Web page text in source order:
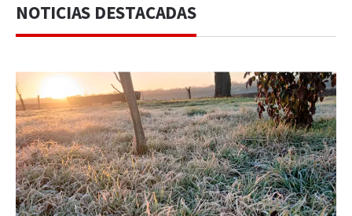
NOTICIAS DESTACADAS